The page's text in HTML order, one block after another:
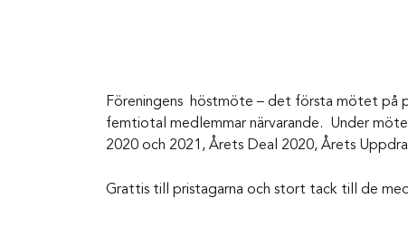
Föreningens höstmöte – det första mötet på
femtiotal medlemmar närvarande. Under
2020 och 2021, Årets Deal 2020, Årets
Grattis till pristagarna och stort tack till de